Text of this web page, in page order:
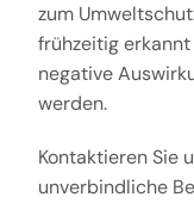
zum
frühzeitig
negative
werden.
Kontaktieren Sie
unverbindliche